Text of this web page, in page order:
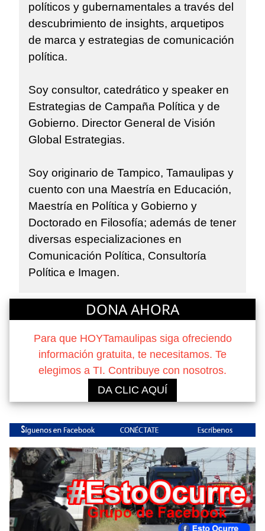
políticos y gubernamentales a través del
descubrimiento de insights, arquetipos
de marca y estrategias de comunicación
política.
Soy consultor, catedrático y speaker en
Estrategias de Campaña Política y de
Gobierno. Director General de Visión
Global Estrategias.
Soy originario de Tampico, Tamaulipas y
cuento con una Maestría en Educación,
Maestría en Política y Gobierno y
Doctorado en Filosofía; además de tener
diversas especializaciones en
Comunicación Política, Consultoría
Política e Imagen.
DONA AHORA
Para que HOYTamaulipas siga ofreciendo
información gratuita, te necesitamos. Te
elegimos a TI. Contribuye con nosotros.
DA CLIC AQUÍ